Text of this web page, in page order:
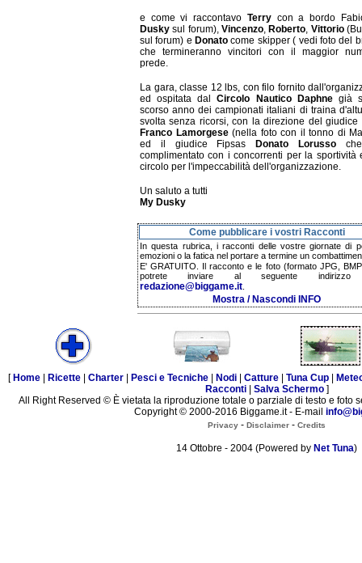
e come vi raccontavo Terrycon a bordo
Dusky sul forum), Vincenzo, Roberto, Vittorio
sul forum) e Donato come skipper ( vedi foto del
che termineranno vincitori con il maggior
prede.
La gara, classe 12 lbs, con filo fornito
ed ospitata dalCircolo Nautico Daphnegià
scorso anno dei campionati italiani di traina
svolta senza ricorsi, con la direzione del giudice
Franco Lamorgese(nella foto con il tonno di
ed il giudice Fipsas Donato Lorusso
complimentato con i concorrenti per la sportività
circolo per l'impeccabilità dell'organizzazione.
Un saluto a tutti
My Dusky
Come pubblicare i vostri Racconti
In questa rubrica, i racconti delle vostre giornate di
emozioni o la fatica nel portare a termine un
E' GRATUITO. Il racconto e le foto (formato JPG,
potrete inviare al seguente indirizzo
redazione@biggame.it
Mostra / Nascondi INFO
[ Home Ricette Charter Pesci e Tecniche Nodi Catture Tuna Cup
Racconti| Salva Schermo]
All Right Reserved © È vietata la riproduzione totale o parziale di testo e foto
Copyright © 2000-2016 Biggame.it - E-mail
Privacy - Disclaimer - Credits
14 Ottobre - 2004 (Powered by Net Tuna)